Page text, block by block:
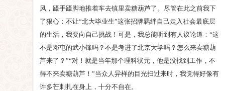
风，蹑手蹑脚地推着车去镇里卖糖葫芦了。尽管在此之前我下
了狠心：不让“北大毕业生”这张招牌羁绊自己走入社会最底层
的生活，我要向自己挑战！可是，我总能听到有人议论道：“这
不是邓屯的武小锋吗？不是考进了北京大学吗？怎么来卖糖葫
芦来了？”“对！就是当年那个理科状元，他是没找到工作，不
得不来卖糖葫芦！”当众人异样的目光扫过来时，我觉得好像有
许多芒刺扎在身上，十分不自在。